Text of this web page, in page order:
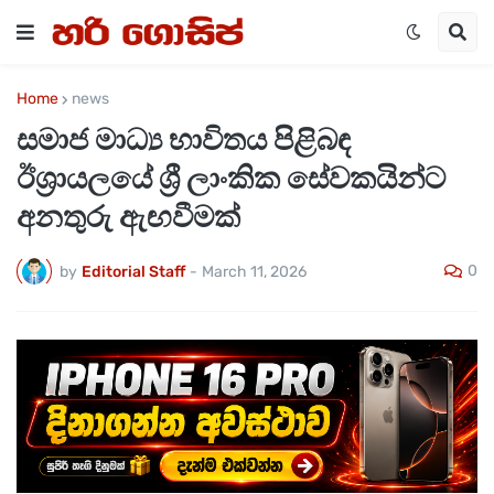
Home news
සමාජ මාධ්‍ය භාවිතය පිළිබඳ
ඊශ්‍රායලයේ ශ්‍රී ලාංකික සේවකයින්ට
අනතුරු ඇඟවීමක්
by Editorial Staff - March 11, 2026 0